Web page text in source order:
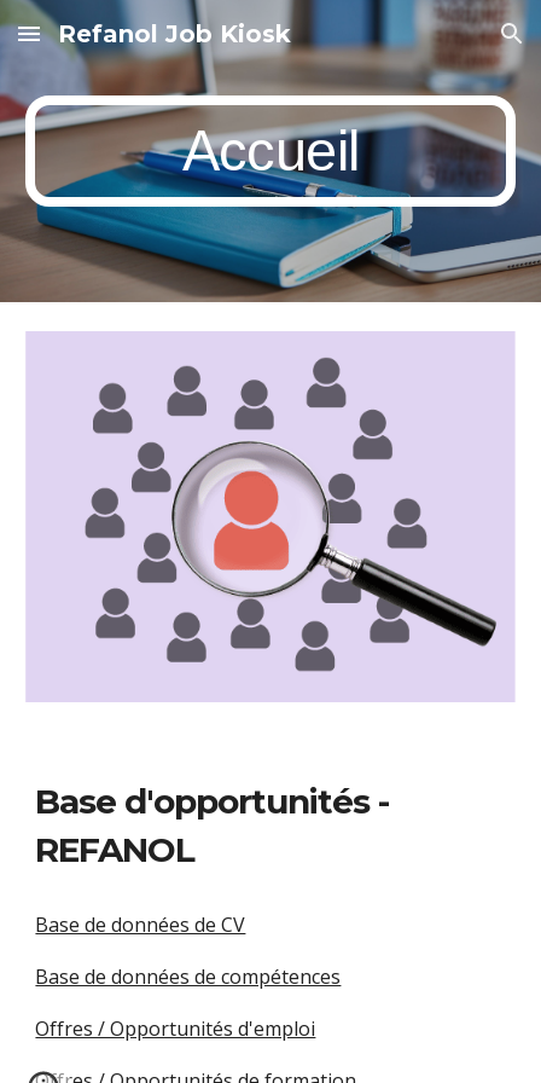
Skip to main content Skip to navigation
Refanol Job Kiosk
Accueil
Base d'opportunités -
REFANOL
Base de données de CV
Base de données de compétences
Offres / Opportunités d'emploi